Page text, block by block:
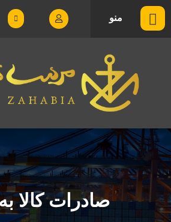
منو
صادرات کالا